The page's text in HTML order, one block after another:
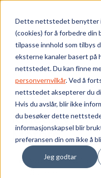
Dette nettstedet benytter
(cookies) for å forbedre din
tilpasse innhold som tilbys
eksterne kanaler basert på
nettstedet. Du kan finne
personvernvilkår. Ved å
nettstedet aksepterer du
Hvis du avslår, blir ikke
du besøker dette
informasjonskapsel blir
preferansen din om ikke å
Jeg godtar
Skip to main content
Webshop Motion / Servo
Kinetix VP-Series Servo
Kinetix VPH Hygienic
Kinetix VPH
Motors
Available in 6
Bærekraft
Vi tilbyr
Ressurser
Om oss